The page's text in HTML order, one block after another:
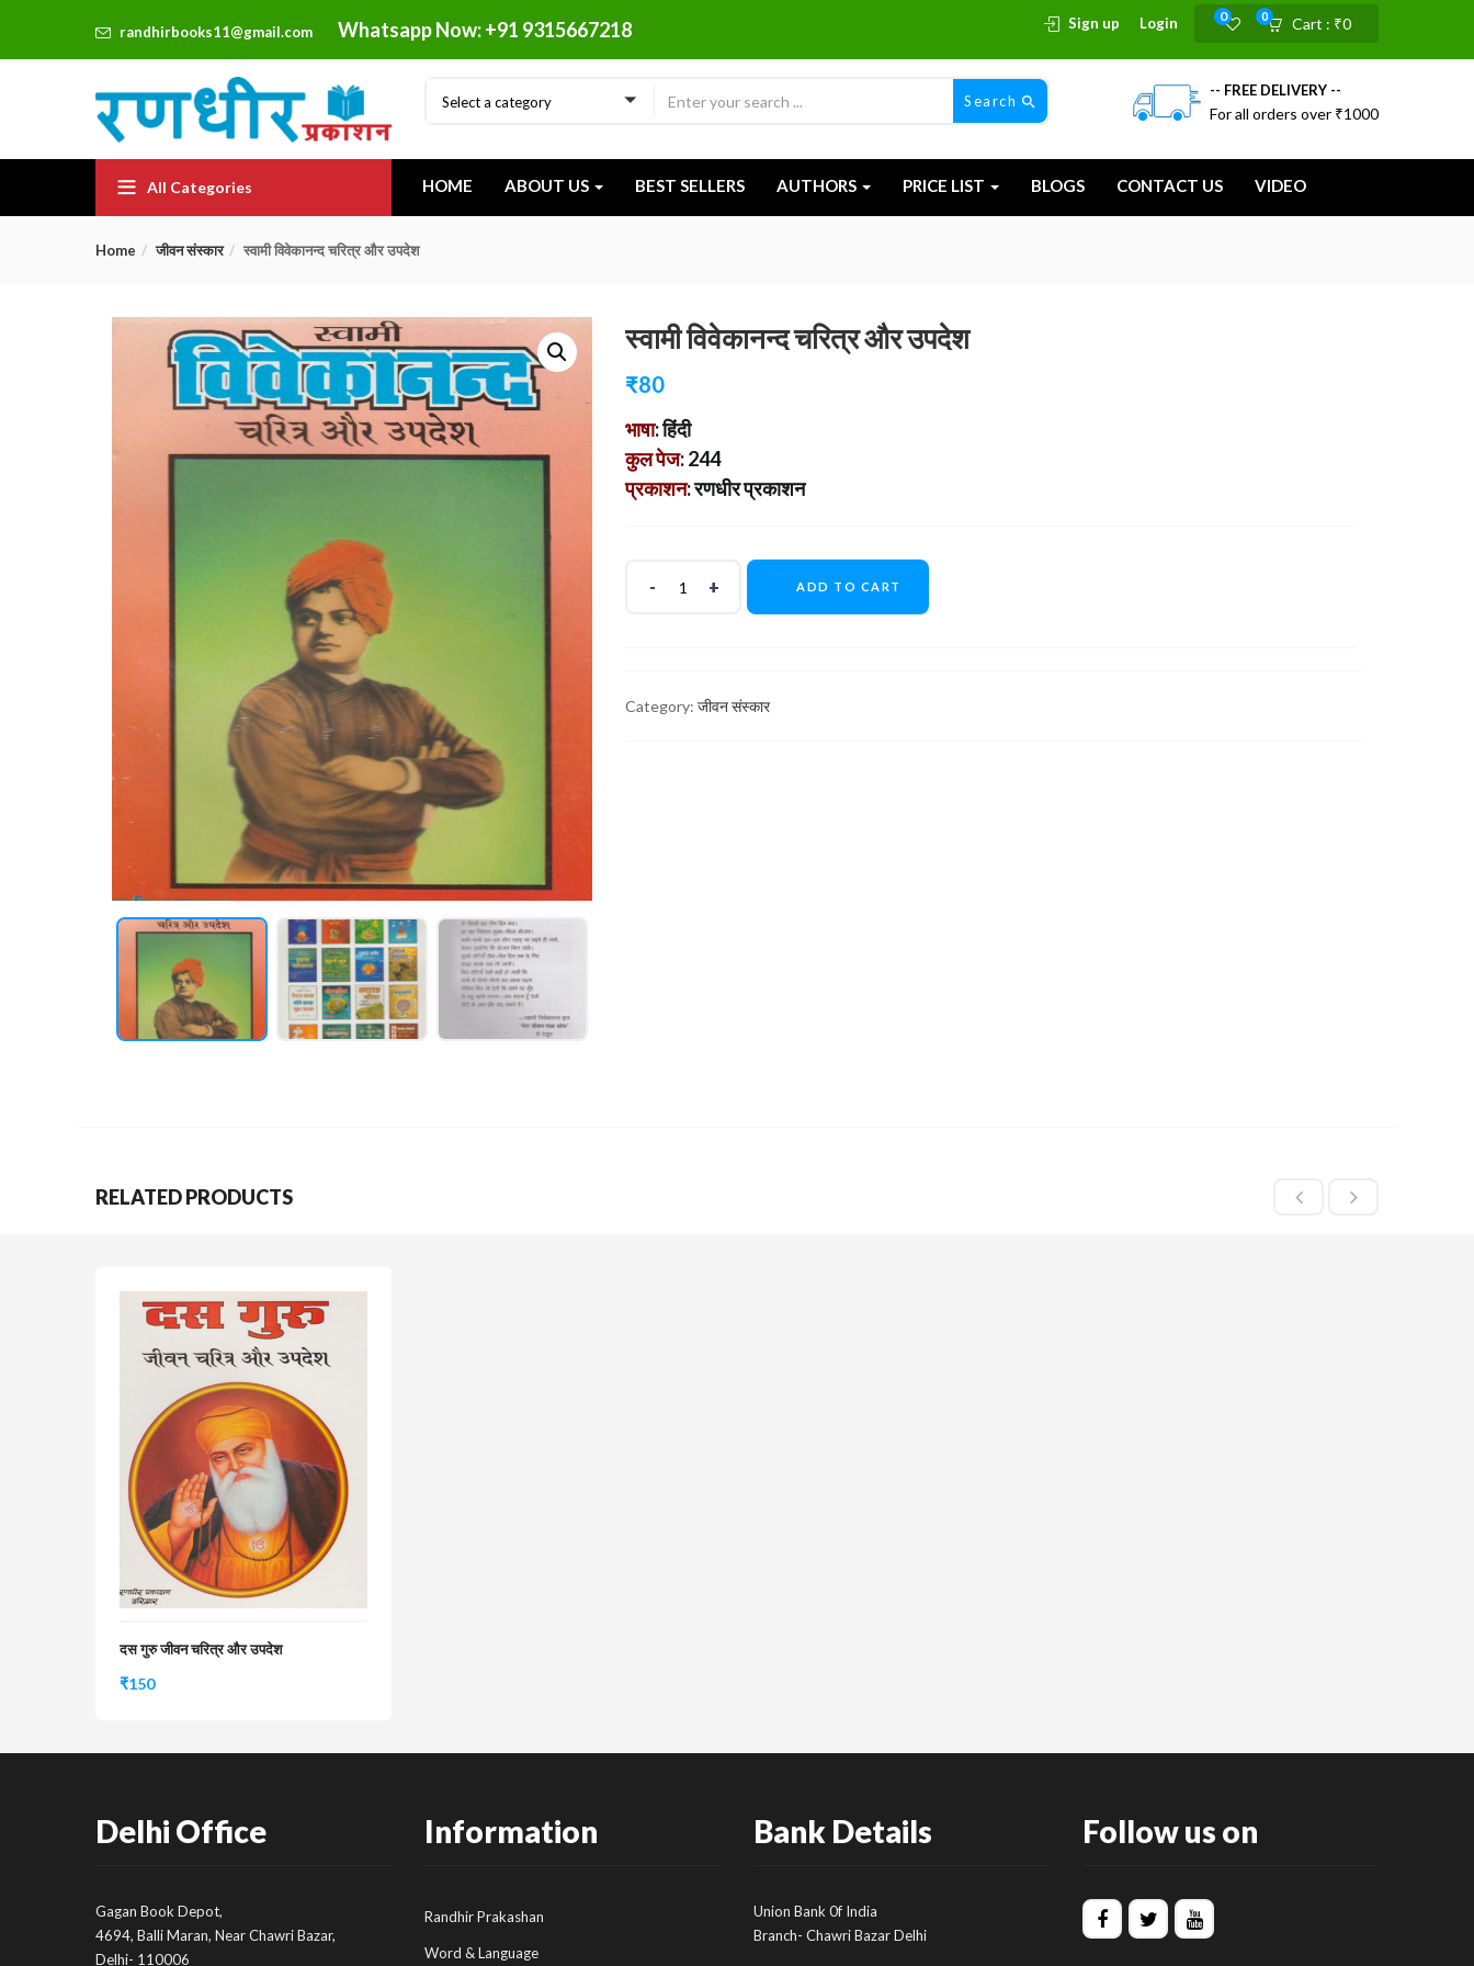
randhirbooks11@gmail.com Whatsapp Now: +91 9315667218 Cart : ₹0
0
0
Sign up Login
Select a category Search
-- FREE DELIVERY --
For all orders over ₹1000
All Categories HOME ABOUT US BEST SELLERS AUTHORS PRICE LIST BLOGS CONTACT US VIDEO
Home जीवन संस्कार स्वामी विवेकानन्द चरित्र और उपदेश
स्वामी विवेकानन्द चरित्र और उपदेश
₹80
भाषा: हिंदी
कुल पेज: 244
प्रकाशन: रणधीर प्रकाशन
ADD TO CART
Category: जीवन संस्कार
RELATED PRODUCTS
दस गुरु जीवन चरित्र और उपदेश
₹150
Delhi Office
Gagan Book Depot,
4694, Balli Maran, Near Chawri Bazar,
Delhi- 110006
Information
Randhir Prakashan
Word & Language
Bank Details
Union Bank 0f India
Branch- Chawri Bazar Delhi
Follow us on